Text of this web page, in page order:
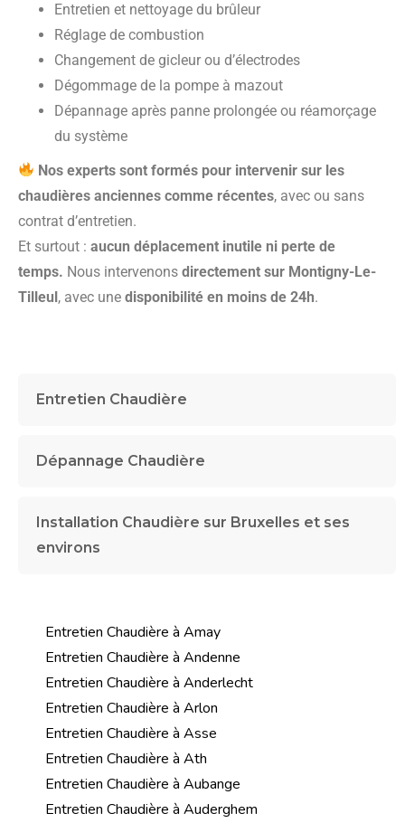
Entretien Chaudière
Dépannage Chaudière
Installation Chaudière sur Bruxelles et ses
environs
Entretien et nettoyage du brûleur
Réglage de combustion
Changement de gicleur ou d’électrodes
Dégommage de la pompe à mazout
Dépannage après panne prolongée ou réamorçage
du système
Nos experts sont formés pour intervenir sur les
chaudières anciennes comme récentes, avec ou sans
contrat d’entretien.
Et surtout : aucun déplacement inutile ni perte de
temps. Nous intervenons directement sur Montigny-Le-
Tilleul, avec une disponibilité en moins de 24h.
Entretien Chaudière à Amay
Entretien Chaudière à Andenne
Entretien Chaudière à Anderlecht
Entretien Chaudière à Arlon
Entretien Chaudière à Asse
Entretien Chaudière à Ath
Entretien Chaudière à Aubange
Entretien Chaudière à Auderghem